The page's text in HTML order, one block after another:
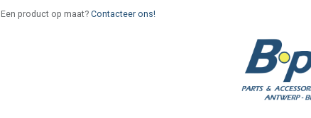
Een product op maat? Contacteer ons!